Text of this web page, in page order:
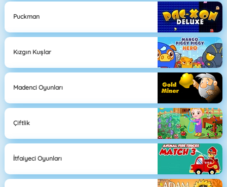
Puckman
Kızgın Kuşlar
Madenci Oyunları
Çiftlik
İtfaiyeci Oyunları